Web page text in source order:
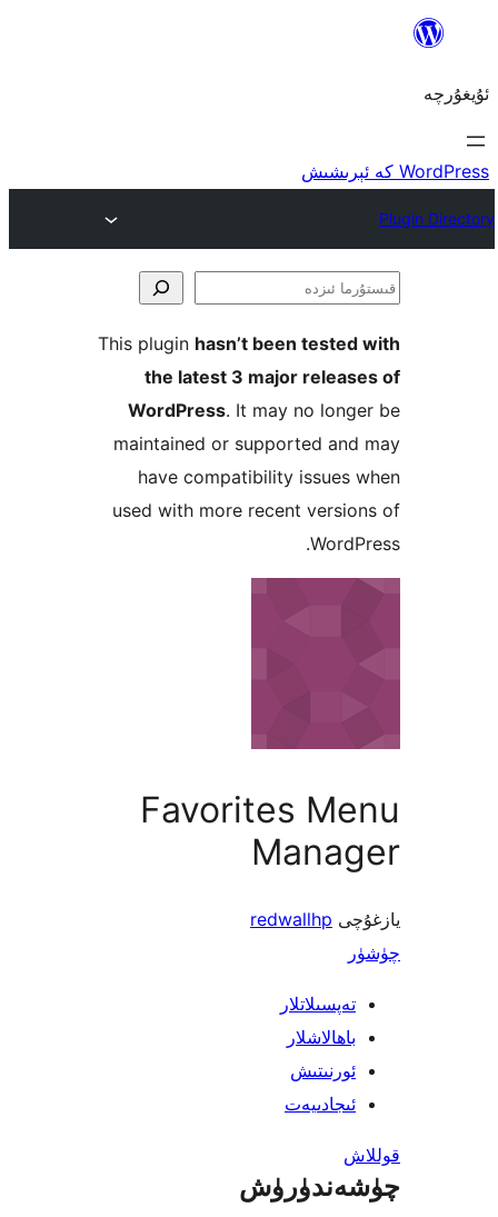
This pluginhasn’t been
the latest 3 major
WordPress . It may no
maintained or supported
have compatibility
used with more recent
Favorites